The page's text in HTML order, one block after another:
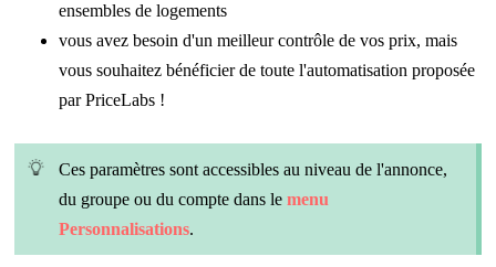
ensembles de logements
vous avez besoin d'un meilleur contrôle de vos prix, mais
vous souhaitez bénéficier de toute l'automatisation proposée
par PriceLabs !
Ces paramètres sont accessibles au niveau de l'annonce,
du groupe ou du compte dans le menu
Personnalisations.